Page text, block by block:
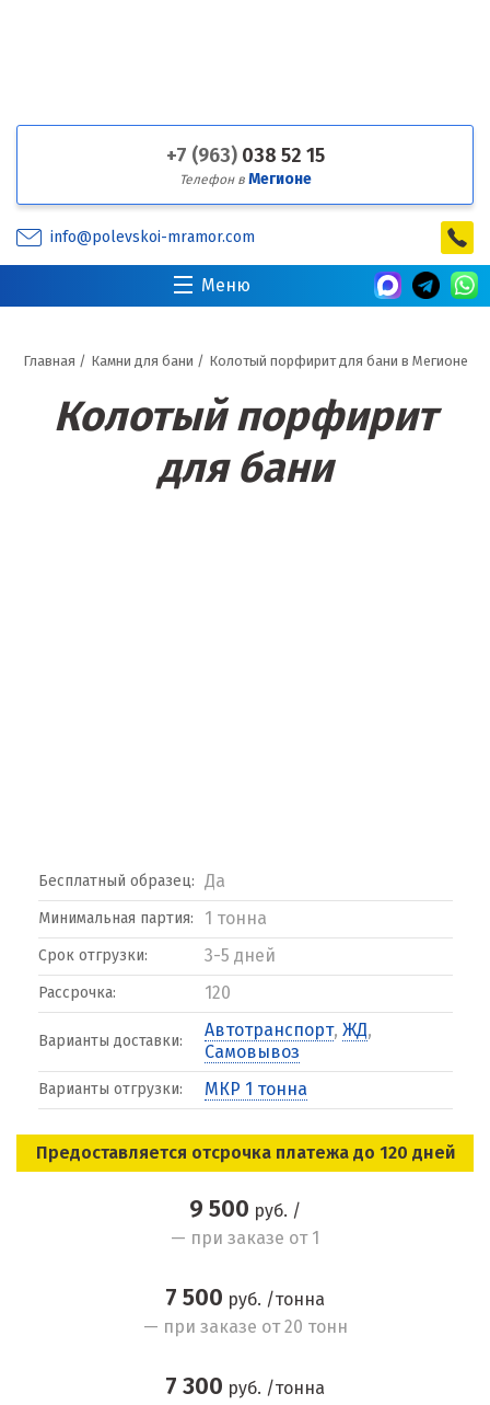
+7 (963) 038 52 15
Телефон в Мегионе
info@polevskoi-mramor.com
Меню
Главная / Камни для бани / Колотый порфирит для бани в Мегионе
Колотый порфирит
для бани
Бесплатный образец: Да
Минимальная партия: 1 тонна
Срок отгрузки: 3-5 дней
Рассрочка: 120
Варианты доставки:
Автотранспорт, ЖД,
Самовывоз
Варианты отгрузки: МКР 1 тонна
Предоставляется отсрочка платежа до 120 дней
9 500 руб. /
— при заказе от 1
7 500 руб. /тонна
— при заказе от 20 тонн
7 300 руб. /тонна